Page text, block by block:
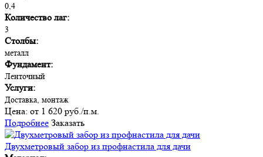
0,4
Количество лаг:
3
Столбы:
металл
Фундамент:
Ленточный
Услуги:
Доставка, монтаж
Цена: от 1 620 руб./п.м.
Подробнее Заказать
Двухметровый забор из профнастила для дачи